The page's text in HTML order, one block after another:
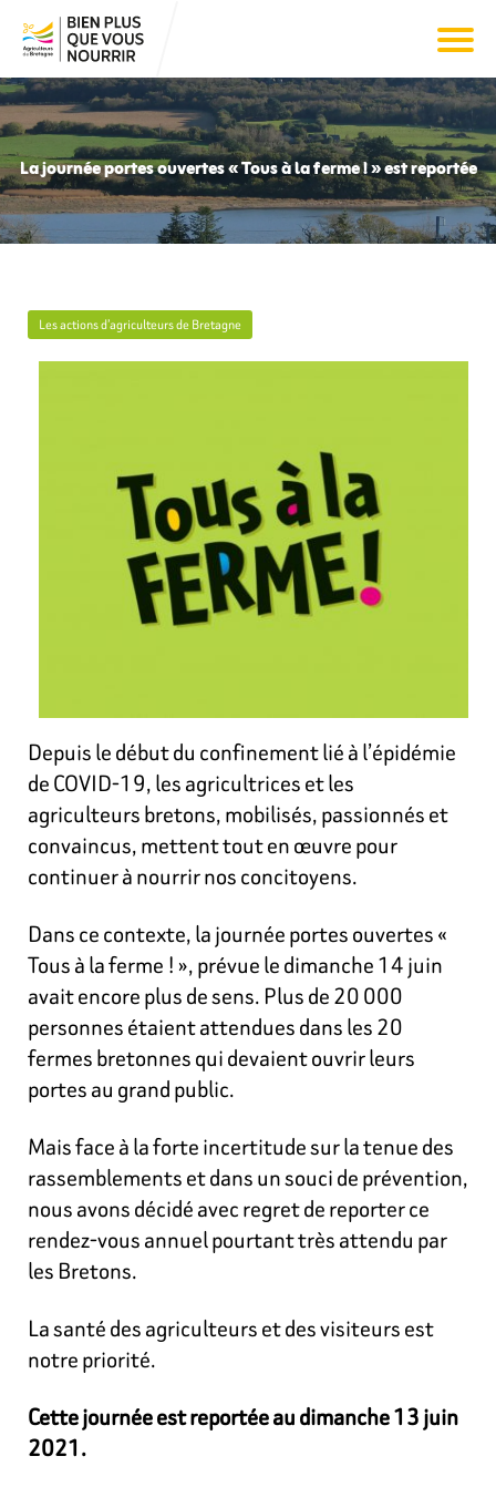
La journée portes ouvertes « Tous à la ferme ! » est reportée
Les actions d’agriculteurs de Bretagne
Depuis le début du confinement lié à l’épidémie
de COVID-19, les agricultrices et les
agriculteurs bretons, mobilisés, passionnés et
convaincus, mettent tout en œuvre pour
continuer à nourrir nos concitoyens.
Dans ce contexte, la journée portes ouvertes «
Tous à la ferme ! », prévue le dimanche 14 juin
avait encore plus de sens. Plus de 20 000
personnes étaient attendues dans les 20
fermes bretonnes qui devaient ouvrir leurs
portes au grand public.
Mais face à la forte incertitude sur la tenue des
rassemblements et dans un souci de prévention,
nous avons décidé avec regret de reporter ce
rendez-vous annuel pourtant très attendu par
les Bretons.
La santé des agriculteurs et des visiteurs est
notre priorité.
Cette journée est reportée au dimanche 13 juin
2021.